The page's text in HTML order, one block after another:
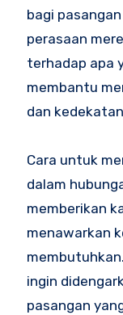
bagi
perasaan
terhadap apa
membantu
dan
Cara untuk
dalam
memberikan
menawarkan
ingin
pasangan